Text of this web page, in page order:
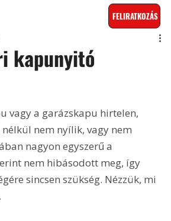
FELIRATKOZÁS
kapunyitó
vagy a garázskapu hirtelen,
nem nyílik, vagy nem
nagyon egyszerű a
nem hibásodott meg, így
sincsen szükség. Nézzük, mi